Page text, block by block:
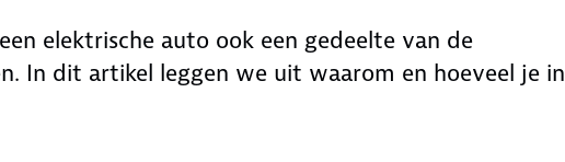
elektrische auto ook een gedeelte van de
In dit artikel leggen we uit waarom en hoeveel je in